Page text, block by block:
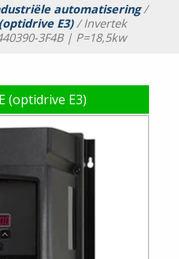
automatisering/
E3)/ Invertek
3F4B | P=18,5kw
(optidrive E3)